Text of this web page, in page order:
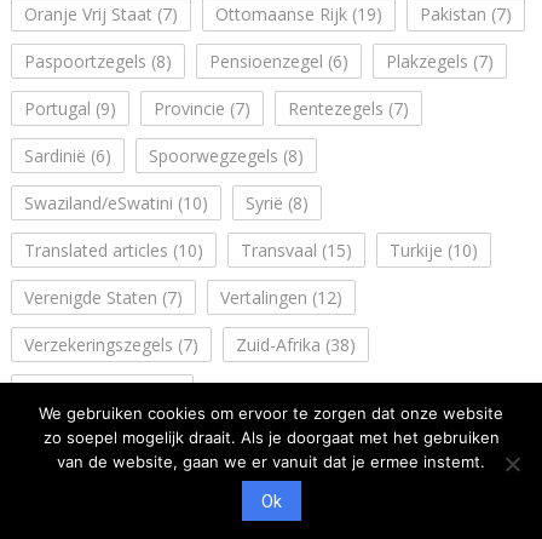
Oranje Vrij Staat (7) Ottomaanse Rijk(19) Pakistan (7)
Paspoortzegels (8) Pensioenzegel (6) Plakzegels (7)
Portugal (9) Provincie (7) Rentezegels (7)
Sardinië (6) Spoorwegzegels (8)
Swaziland/eSwatini (10) Syrië (8)
Translated articles (10) Transvaal (15) Turkije (10)
Verenigde Staten (7) Vertalingen (12)
Verzekeringszegels (7) Zuid-Afrika (38)
Copyright: NVFF
We gebruiken cookies om ervoor te zorgen dat onze website
zo soepel mogelijk draait. Als je doorgaat met het gebruiken
van de website, gaan we er vanuit dat je ermee instemt.
Ok